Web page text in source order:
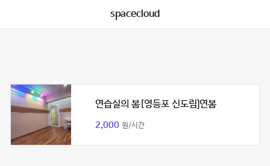
spacecloud
연습실의 봄[영등포 신도림]연봄
2,000 원/시간